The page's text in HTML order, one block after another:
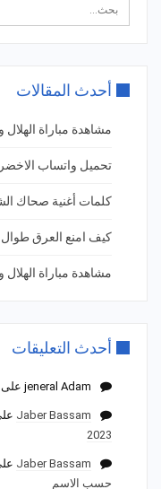
أحدث المقالات
مشاهدة مباراة الهلال
تحميل واتساب الاخضر
كلمات أغنية صحاك
كيف امنع العرق
مشاهدة مباراة الهلال
أحدث التعليقات
jeneral Adam على
Jaber Bassam
2023
Jaber Bassam
حسب الاسم